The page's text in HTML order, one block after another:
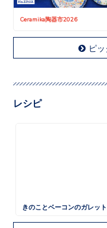
Ceramika陶器市2026
ピ
レシピ
きのことベーコンのガレット